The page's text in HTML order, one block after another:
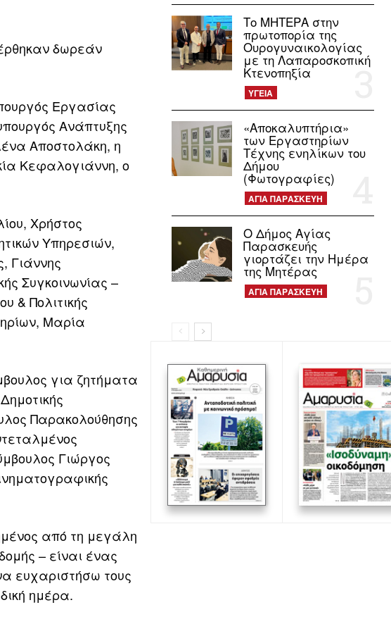
δωρεάν
Εργασίας
Ανάπτυξης
Αποστολάκη, η
Κεφαλογιάννη, ο
Χρήστος
Υπηρεσιών,
Γιάννης
Συγκοινωνίας –
& Πολιτικής
Μαρία
για ζητήματα
Παρακολούθησης
Γιώργος
από τη μεγάλη
– είναι ένας
ευχαριστήσω τους
ημέρα.
Το ΜΗΤΕΡΑ στην
πρωτοπορία της
Ουρογυναικολογίας
με τη Λαπαροσκοπική
Κτενοπηξία
ΥΓΕΙΑ
«Αποκαλυπτήρια»
των Εργαστηρίων
Τέχνης ενηλίκων του
Δήμου
(Φωτογραφίες)
ΑΓΙΑ ΠΑΡΑΣΚΕΥΗ
Ο Δήμος Αγίας
Παρασκευής
γιορτάζει την Ημέρα
της Μητέρας
ΑΓΙΑ ΠΑΡΑΣΚΕΥΗ